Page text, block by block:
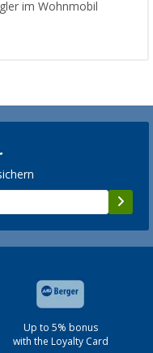
im Wohnmobil
Up to 5% bonus
with the Loyalty Card